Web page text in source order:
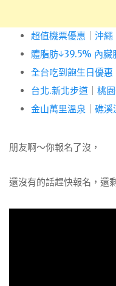
超值機票優惠 沖繩
體脂肪↓39.5% 內臟
全台吃到飽生日優惠
台北.新北步道
桃
金山萬里溫泉
礁溪
朋友啊～你報名了沒，
還沒有的話趕快報名，還